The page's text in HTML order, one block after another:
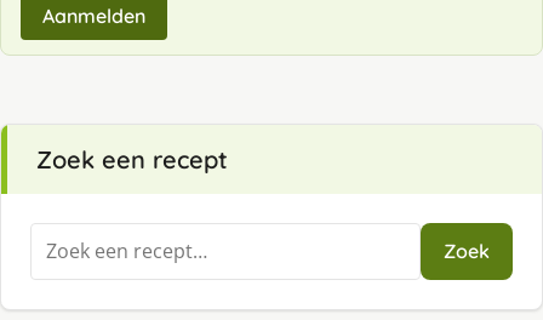
Aanmelden
Zoek een recept
Zoeken
naar:
Zoek